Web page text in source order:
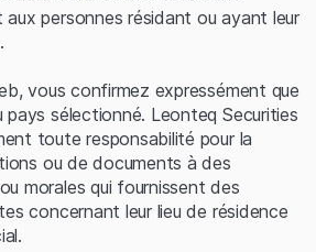
du serveur.
aux personnes résidant ou ayant leur
vous confirmez expressément que
sélectionné. Leonteq Securities
toute responsabilité pour la
ou de documents à des
morales qui fournissent des
concernant leur lieu de résidence